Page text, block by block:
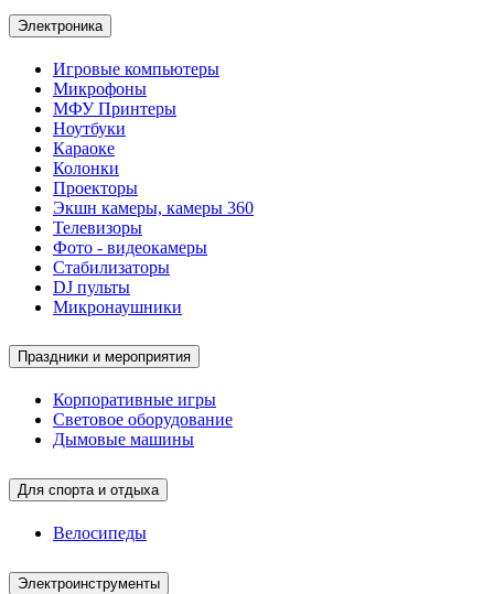
Электроника
Игровые компьютеры
Микрофоны
МФУ Принтеры
Ноутбуки
Караоке
Колонки
Проекторы
Экшн камеры, камеры 360
Телевизоры
Фото - видеокамеры
Стабилизаторы
DJ пульты
Микронаушники
Праздники и мероприятия
Корпоративные игры
Световое оборудование
Дымовые машины
Для спорта и отдыха
Велосипеды
Электроинструменты